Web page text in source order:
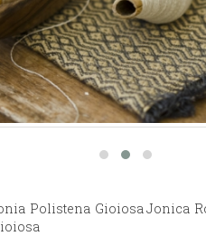
Polistena Gioiosa Jonica